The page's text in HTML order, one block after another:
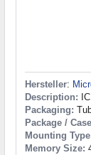
Hersteller:
Description:
Packaging:
Package /
Mounting
Memory Size: